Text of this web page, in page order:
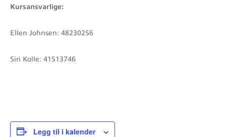
Kursansvarlige:
Ellen Johnsen: 48230256
Siri Kolle: 41513746
Legg til i kalender